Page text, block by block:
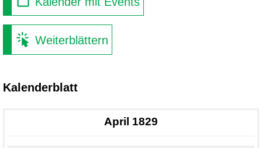
Weiterblättern
Kalenderblatt
April 1829